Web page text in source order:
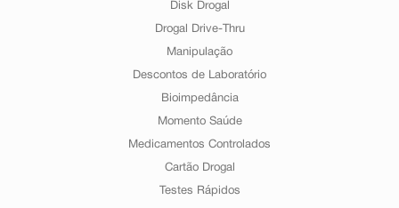
Disk Drogal
Drogal Drive-Thru
Manipulação
Descontos de Laboratório
Bioimpedância
Momento Saúde
Medicamentos Controlados
Cartão Drogal
Testes Rápidos